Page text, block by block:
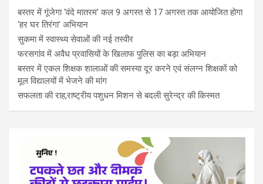
बस्तर में गूंजेगा ‘वंदे मातरम’ कल 9 अगस्त से 17 अगस्त तक आयोजित होगा
‘हर घर तिरंगा’ अभियान
सुकमा में स्वास्थ्य सेवाओं की नई तस्वीर
फरसगांव में अवैध प्रवासियों के खिलाफ पुलिस का बड़ा अभियान
बस्तर में एकल शिक्षक शालाओं की समस्या दूर करने एवं संलग्न शिक्षकों को
मूल विद्यालयों में भेजने की मांग
सफलता की राह,राष्ट्रीय पशुधन मिशन से बदली सुरेन्द्र की किस्मत